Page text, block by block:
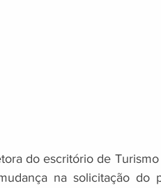
do escritório de
na solicitação do